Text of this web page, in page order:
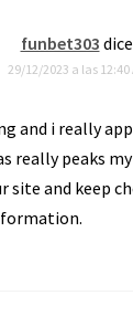
funbet303
29/12/2023 a las 12:40
and i really
really peaks
site and keep